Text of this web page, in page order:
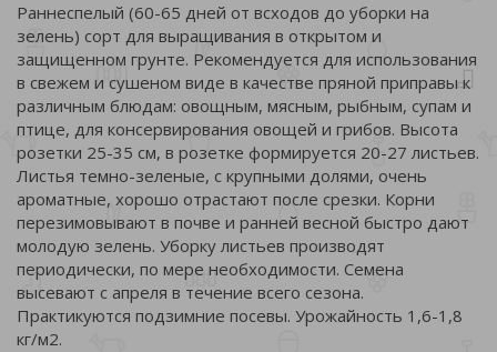
Раннеспелый (60-65 дней от всходов до уборки на
зелень) сорт для выращивания в открытом и
защищенном грунте. Рекомендуется для использования
в свежем и сушеном виде в качестве пряной приправы к
различным блюдам: овощным, мясным, рыбным, супам и
птице, для консервирования овощей и грибов. Высота
розетки 25-35 см, в розетке формируется 20-27 листьев.
Листья темно-зеленые, с крупными долями, очень
ароматные, хорошо отрастают после срезки. Корни
перезимовывают в почве и ранней весной быстро дают
молодую зелень. Уборку листьев производят
периодически, по мере необходимости. Семена
высевают с апреля в течение всего сезона.
Практикуются подзимние посевы. Урожайность 1,6-1,8
кг/м2.